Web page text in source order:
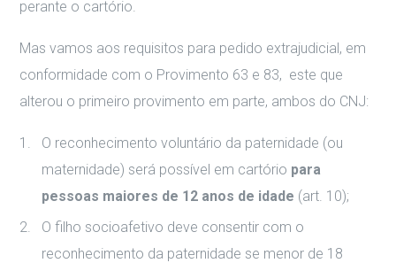
perante o cartório.
Mas vamos aos requisitos para pedido extrajudicial, em
conformidade com o Provimento 63 e 83, este que
alterou o primeiro provimento em parte, ambos do CNJ:
O reconhecimento voluntário da paternidade (ou
maternidade) será possível em cartório para
pessoas maiores de 12 anos de idade (art. 10);
O filho socioafetivo deve consentir com o
reconhecimento da paternidade se menor de 18